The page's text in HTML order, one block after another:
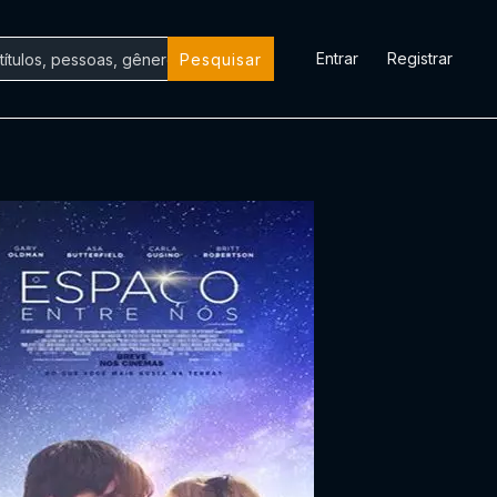
Pesquisar Entrar Registrar